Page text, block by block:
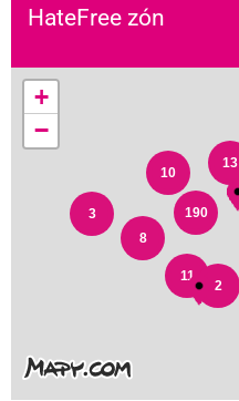
HateFree zón
3
2
13
10
8
11
190
+
−